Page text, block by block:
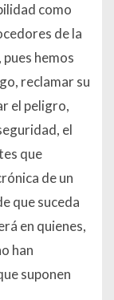
como
de la
hemos
reclamar su
el peligro,
el
que
de un
que suceda
en quienes,
han
suponen